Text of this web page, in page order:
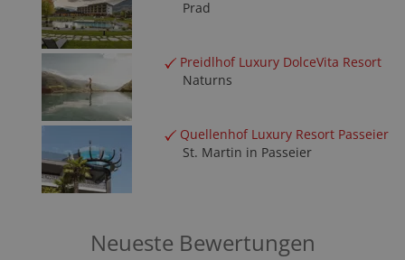
Prad
Preidlhof Luxury DolceVita Resort
Naturns
Quellenhof Luxury Resort Passeier
St. Martin in Passeier
Neueste Bewertungen